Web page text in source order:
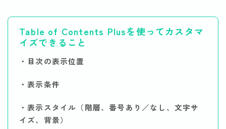
Table of Contents Plusを使ってカスタマ
イズできること
・目次の表示位置
・表示条件
・表示スタイル（階層、番号あり／なし、文字サ
イズ、背景）